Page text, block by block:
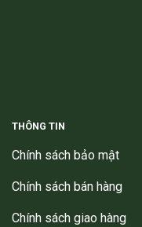
THÔNG TIN
Chính sách bảo mật
Chính sách bán hàng
Chính sách giao hàng